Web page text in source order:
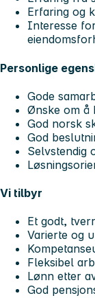
Erfaring og
Interesse
Personlige
Gode
Ønske om å
God norsk
God
Selvstendig
Vi tilbyr
Et godt,
Varierte og
Fleksibel
Lønn etter
God